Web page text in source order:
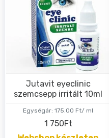
Egységár: 175.00 Ft/ ml
Jutavit eyeclinic
szemcsepp irritált 10ml
1 750Ft